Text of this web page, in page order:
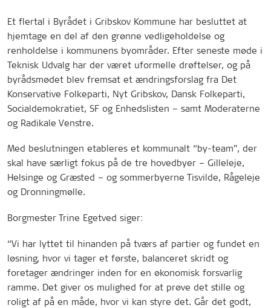
Et flertal i Byrådet i Gribskov Kommune har besluttet at
hjemtage en del af den grønne vedligeholdelse og
renholdelse i kommunens byområder. Efter seneste møde i
Teknisk Udvalg har der været uformelle drøftelser, og på
byrådsmødet blev fremsat et ændringsforslag fra Det
Konservative Folkeparti, Nyt Gribskov, Dansk Folkeparti,
Socialdemokratiet, SF og Enhedslisten – samt Moderaterne
og Radikale Venstre.
Med beslutningen etableres et kommunalt “by-team”, der
skal have særligt fokus på de tre hovedbyer – Gilleleje,
Helsinge og Græsted – og sommerbyerne Tisvilde, Rågeleje
og Dronningmølle.
Borgmester Trine Egetved siger:
“Vi har lyttet til hinanden på tværs af partier og fundet en
løsning, hvor vi tager et første, balanceret skridt og
foretager ændringer inden for en økonomisk forsvarlig
ramme. Det giver os mulighed for at prøve det stille og
roligt af på en måde, hvor vi kan styre det. Går det godt,